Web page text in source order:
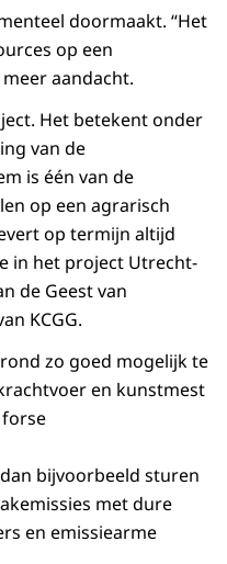
doormaakt. “Het
op een
aandacht.
Het betekent onder
van de
is één van de
op een agrarisch
op termijn altijd
in het project Utrecht-
de Geest van
KCGG.
zo goed mogelijk te
en kunstmest
bijvoorbeeld sturen
met dure
en emissiearme